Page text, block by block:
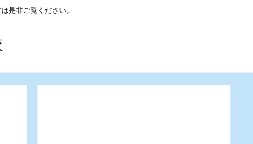
是非ご覧ください。